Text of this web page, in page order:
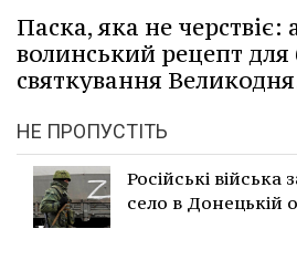
Паска, яка не черствіє:
волинський рецепт для
святкування
НЕ ПРОПУСТІТЬ
Російські
село в Донецькій